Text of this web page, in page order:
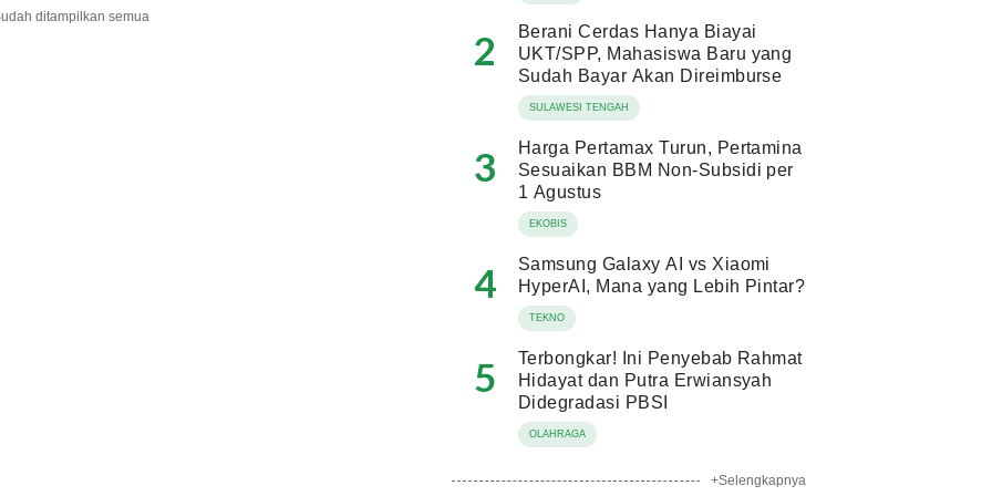
ditampilkan semua
2
Berani Cerdas Hanya Biayai
UKT/SPP, Mahasiswa Baru yang
Sudah Bayar Akan Direimburse
SULAWESI TENGAH
3
Harga Pertamax Turun, Pertamina
Sesuaikan BBM Non-Subsidi per
1 Agustus
EKOBIS
4
Samsung Galaxy AI vs Xiaomi
HyperAI, Mana yang Lebih Pintar?
TEKNO
5
Terbongkar! Ini Penyebab Rahmat
Hidayat dan Putra Erwiansyah
Didegradasi PBSI
OLAHRAGA
+Selengkapnya